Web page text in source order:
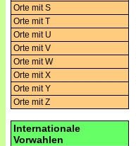
Orte mit S
Orte mit T
Orte mit U
Orte mit V
Orte mit W
Orte mit X
Orte mit Y
Orte mit Z
Internationale
Vorwahlen